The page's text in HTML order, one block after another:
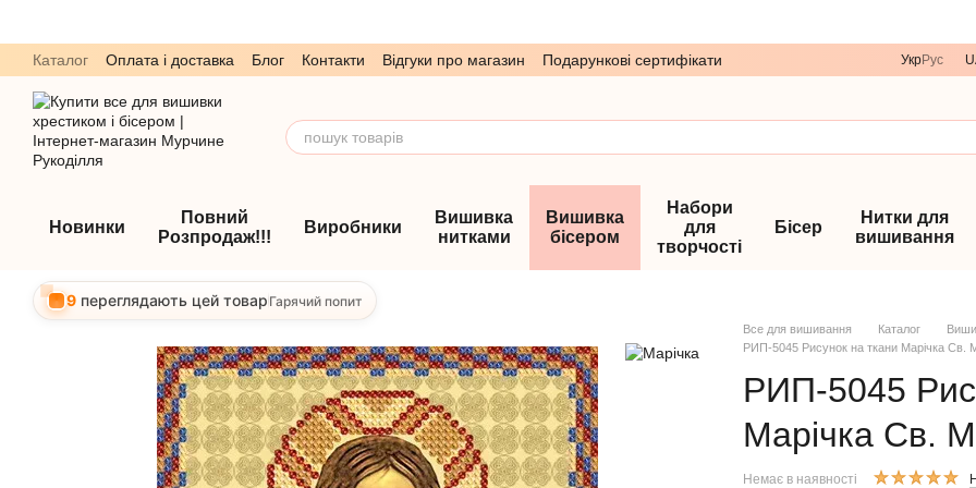
Каталог Оплата і доставка Блог Контакти Відгуки про магазин
Подарункові сертифікати
Обмін та повернення
Угода користувача
УкрРус
Новинки
Повний
Розпродаж!!!
Виробники
Вишивка
нитками
Вишивка
бісером
Набори
для
творчості
Бісер
Нитки для
вишивання
9 переглядають цей товарГарячий попит
Все для вишивання Каталог
РИП-5045 Рисунок на ткани Марічка Св.
РИП-5045
Марічка Св.
Немає в наявності